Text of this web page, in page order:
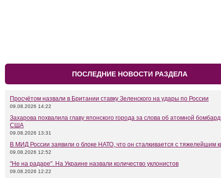
ПОСЛЕДНИЕ НОВОСТИ РАЗДЕЛА
Просчётом назвали в Британии ставку Зеленского на удары по России
09.08.2026 14:22
Захарова похвалила главу японского города за слова об атомной
США
09.08.2026 13:31
В МИД России заявили о блоке НАТО, что он сталкивается с тяжелейшим
09.08.2026 12:52
"Не на радаре". На Украине назвали количество уклонистов
09.08.2026 12:22